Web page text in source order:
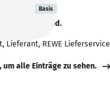
Basis
Team-Mitglied.
Lieferant, REWE Lieferservice
um alle Einträge zu sehen.